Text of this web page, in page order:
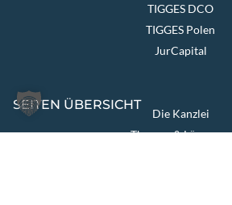
TIGGES DCO
TIGGES Polen
JurCapital
SEITEN ÜBERSICHT
Die Kanzlei
Themen & Lösungen